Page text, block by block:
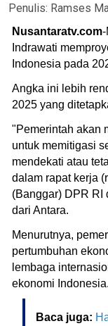
Penulis: Ramses
Nusantaratv.com-
Indrawati
Indonesia pada
Angka ini lebih
2025 yang
"Pemerintah akan
untuk memitigasi
mendekati atau
dalam rapat kerja
(Banggar) DPR RI
dari Antara.
Menurutnya,
pertumbuhan
lembaga
ekonomi Indonesia.
Baca juga: